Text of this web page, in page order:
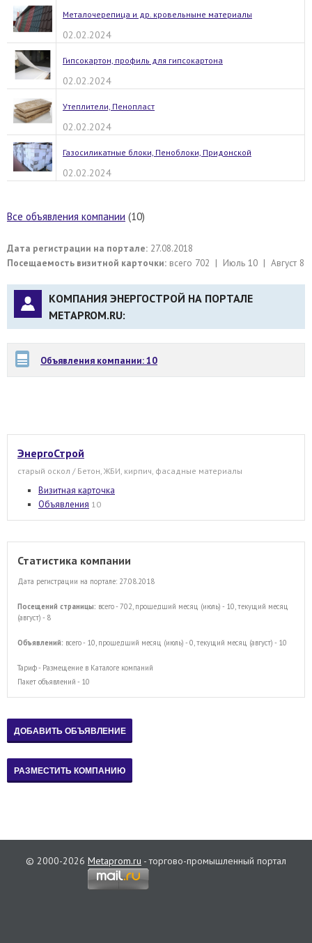
Металочерепица и др. кровельныне материалы
02.02.2024
Гипсокартон, профиль для гипсокартона
02.02.2024
Утеплители, Пенопласт
02.02.2024
Газосиликатные блоки, Пеноблоки, Придонской
02.02.2024
Все объявления компании (10)
Дата регистрации на портале: 27.08.2018
Посещаемость визитной карточки: всего 702 | Июль 10 | Август 8
КОМПАНИЯ ЭНЕРГОСТРОЙ НА ПОРТАЛЕ
METAPROM.RU:
Объявления компании: 10
ЭнергоСтрой
старый оскол / Бетон, ЖБИ, кирпич, фасадные материалы
Визитная карточка
Объявления 10
Статистика компании
Дата регистрации на портале: 27.08.2018
Посещений страницы: всего - 702, прошедший месяц (июль) - 10, текущий месяц
(август) - 8
Объявлений: всего - 10, прошедший месяц (июль) - 0, текущий месяц (август) - 10
Тариф - Размещение в Каталоге компаний
Пакет объявлений - 10
© 2000-2026 Metaprom.ru - торгово-промышленный портал